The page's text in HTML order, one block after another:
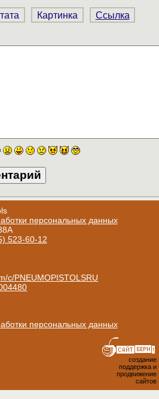
Картинка Ссылка
персональных данных
523-60-12
c/PNEUMOPISTOLSRU
персональных данных
создание
поддержка и
продвижение
сайтов